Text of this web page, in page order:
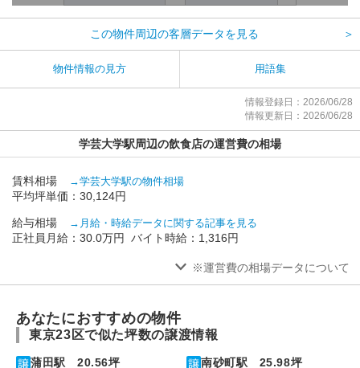
この物件周辺の客層データを見る ＞
物件情報の見方 用語集
情報登録日：2026/06/28
情報更新日：2026/06/28
学芸大学駅周辺の飲食店の運営費の相場
賃料相場 →学芸大学駅の物件相場
平均坪単価：30,124円
給与相場 →月給・時給データに関する記事を見る
正社員月給：30.0万円 バイト時給：1,316円
※運営費の相場データについて
あなたにおすすめの物件
東京23区で似た坪数の譲渡情報
蒲田駅 20.56坪 南砂町駅 25.98坪